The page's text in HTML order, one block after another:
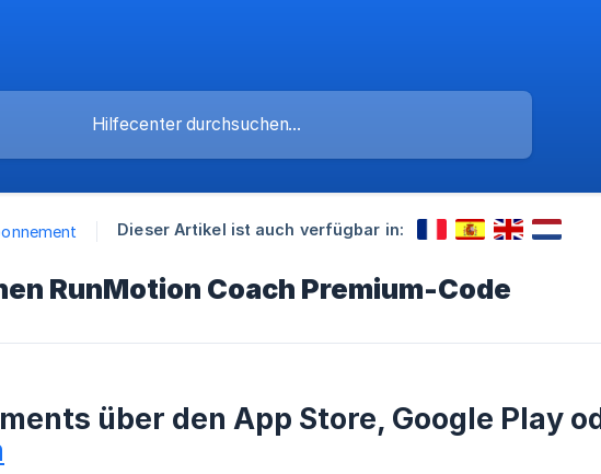
Dieser Artikel ist auch verfügbar in:
RunMotion Coach Premium-Code
über den App Store, Google Play